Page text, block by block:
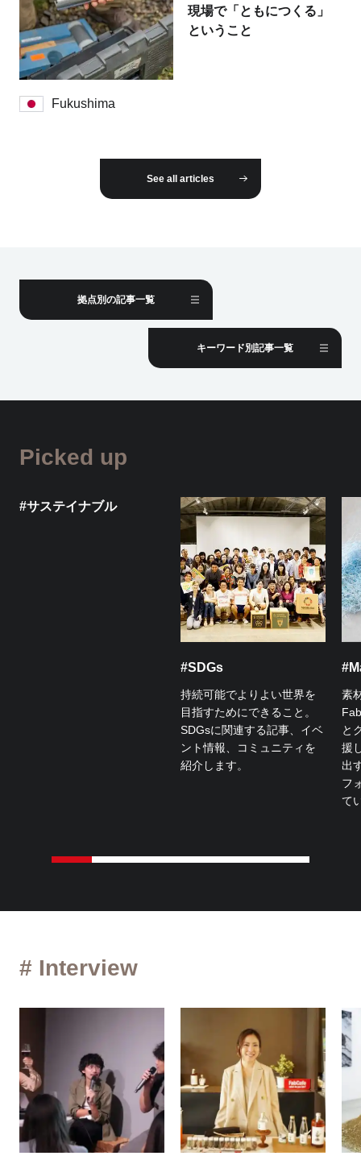
現場で「ともにつくる」
ということ
Fukushima
See all articles
拠点別の記事一覧
キーワード別記事一覧
Picked up
#サステイナブル
#SDGs
持続可能でよりよい世界を
目指すためにできること。
SDGsに関連する記事、イベ
ント情報、コミュニティを
紹介します。
素
と
援
出
フ
て
# Interview